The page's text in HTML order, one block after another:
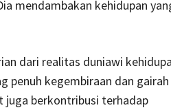
mendambakan kehidupan
dari realitas duniawi
penuh kegembiraan dan gairah
juga berkontribusi terhadap